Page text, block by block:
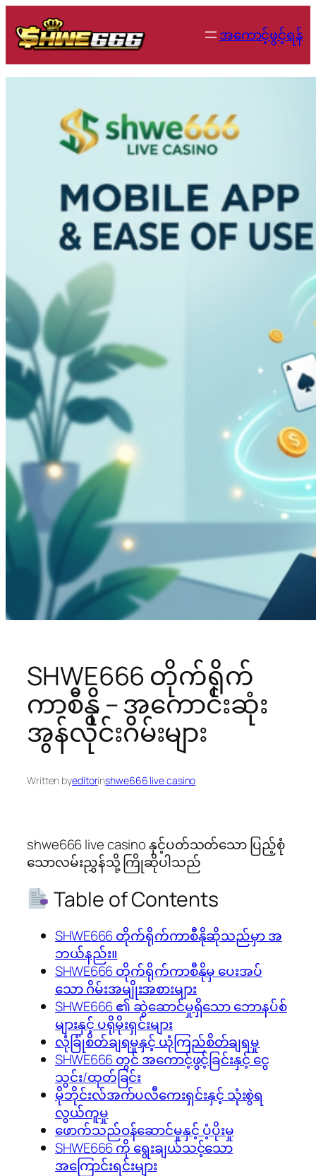
to
content
အကောင့်ဖွင့်ရန်
SHWE666 တိုက်ရိုက်
ကာစီနို – အကောင်းဆုံး
အွန်လိုင်းဂိမ်းများ
Written byeditorinshwe666 live casino
shwe666 live casino နှင့်ပတ်သတ်သော ပြည့်စုံ
သောလမ်းညွှန်သို့ ကြိုဆိုပါသည်
Table of Contents
SHWE666 တိုက်ရိုက်ကာစီနိုဆိုသည်မှာ အ
ဘယ်နည်း။
SHWE666 တိုက်ရိုက်ကာစီနိုမှ ပေးအပ်
သော ဂိမ်းအမျိုးအစားများ
SHWE666 ၏ ဆွဲဆောင်မှုရှိသော ဘောနပ်စ်
များနှင့် ပရိုမိုးရှင်းများ
လုံခြုံစိတ်ချရမှုနှင့် ယုံကြည်စိတ်ချရမှု
SHWE666 တွင် အကောင့်ဖွင့်ခြင်းနှင့် ငွေ
သွင်း/ထုတ်ခြင်း
မိုဘိုင်းလ်အက်ပလီကေးရှင်းနှင့် သုံးစွဲရ
လွယ်ကူမှု
ဖောက်သည်ဝန်ဆောင်မှုနှင့် ပံ့ပိုးမှု
SHWE666 ကို ရွေးချယ်သင့်သော
အကြောင်းရင်းများ